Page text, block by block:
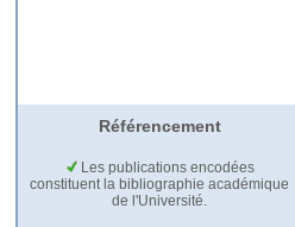
Référencement
Les publications encodées
constituent la bibliographie académique
de l'Université.